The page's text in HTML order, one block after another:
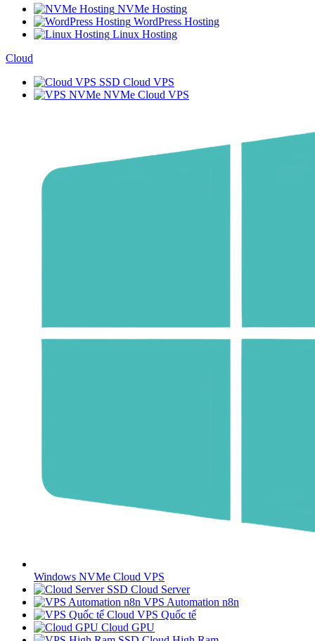
NVMe Hosting
WordPress Hosting
Linux Hosting
Cloud
SSD Cloud VPS
NVMe Cloud VPS
Windows NVMe Cloud VPS
SSD Cloud Server
VPS Automation n8n
Cloud VPS Quốc tế
Cloud GPU